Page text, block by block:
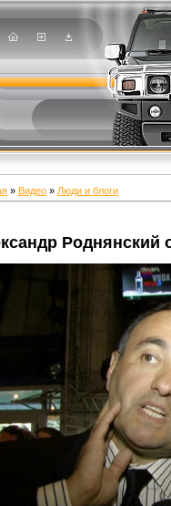
» Видео » Люди и блоги